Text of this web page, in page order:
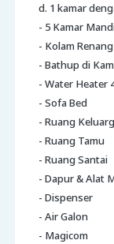
d. 1 kamar
- 5 Kamar
- Kolam
- Bathup di
- Water Heater
- Sofa Bed
- Ruang
- Ruang Tamu
- Ruang Santai
- Dapur & Alat
- Dispenser
- Air Galon
- Magicom